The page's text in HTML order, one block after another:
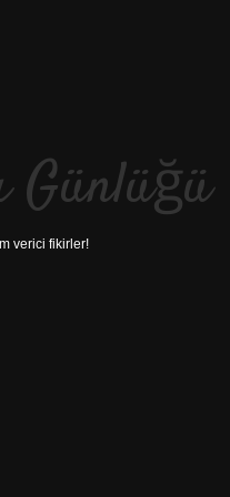
Günlüğü
verici fikirler!